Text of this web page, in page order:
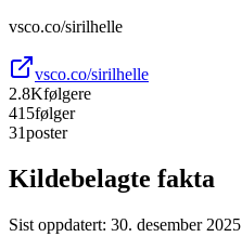
vsco.co/sirilhelle
vsco.co/sirilhelle
2.8Kfølgere
415følger
31poster
Kildebelagte fakta
Sist oppdatert: 30. desember 2025